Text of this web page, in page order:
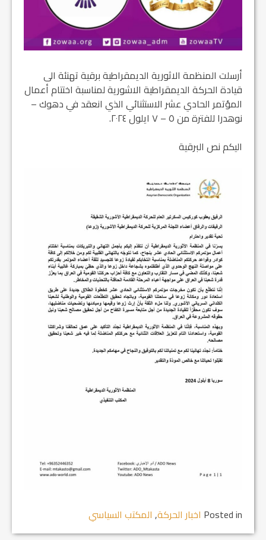
أرسلت المنظمة الاثورية الديمقراطية برقية تهنئة الى
قيادة الحركة الديمقراطية الاشورية لمناسبة اختتام أعمال
المؤتمر الحادي عشر الاستثنائي الذي انعقد في دهوك –
نوهدرا للفترة من ٥ – ٧ ايلول ٢٠٢٤.
اليكم نص البرقية
Posted in اخبار الحركة, المكتب السياسي